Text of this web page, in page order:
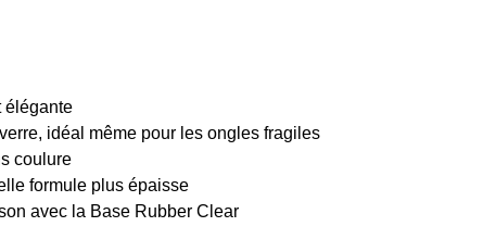
élégante
idéal même pour les ongles fragiles
coulure
formule plus épaisse
avec la Base Rubber Clear